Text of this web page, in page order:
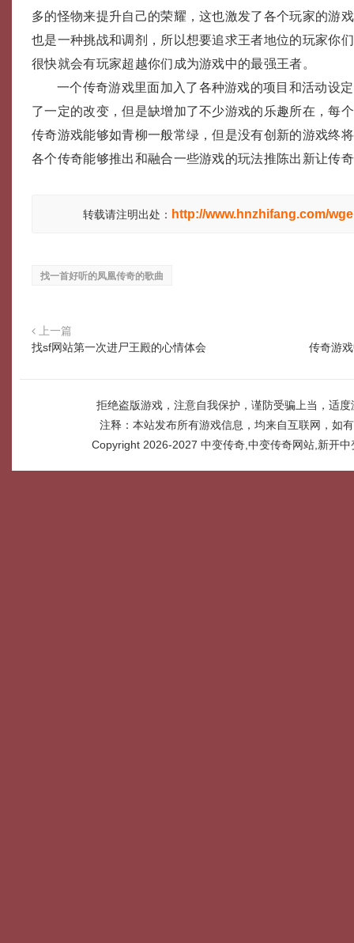
多的怪物来提升自己的荣耀，这也激发了各个玩家的游
也是一种挑战和调剂，所以想要追求王者地位的玩家你
很快就会有玩家超越你们成为游戏中的最强王者。
一个传奇游戏里面加入了各种游戏的项目和活动设
了一定的改变，但是缺增加了不少游戏的乐趣所在，每
传奇游戏能够如青柳一般常绿，但是没有创新的游戏终
各个传奇能够推出和融合一些游戏的玩法推陈出新让传
转载请注明出处： http://www.hnzhifang.com/
找一首好听的凤凰传奇的歌曲
上一篇
找sf网站第一次进尸王殿的心情体会
传奇游
拒绝盗版游戏，注意自我保护，谨防受骗上当，适
注释：本站发布所有游戏信息，均来自互联网，如
Copyright 2026-2027 中变传奇,中变传奇网站,新开